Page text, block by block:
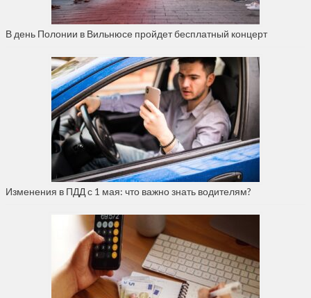
В день Полонии в Вильнюсе пройдет бесплатный концерт
Изменения в ПДД с 1 мая: что важно знать водителям?